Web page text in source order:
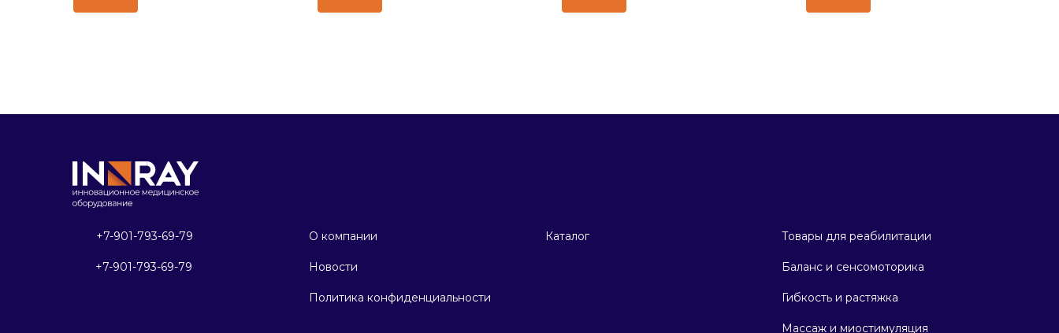
+7-901-793-69-79
+7-901-793-69-79
О компании
Новости
Политика конфиденциальности
Каталог Товары для реабилитации
Баланс и сенсомоторика
Гибкость и растяжка
Массаж и миостимуляция